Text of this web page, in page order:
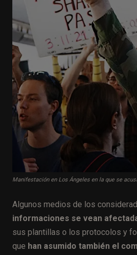
Manifestación en Los Ángeles en la que se
Algunos medios de los
informaciones se vean
sus plantillas o los protocolos y
que han asumido también el